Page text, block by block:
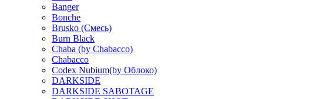
Banger
Bonche
Brusko (Смесь)
Burn Black
Chaba (by Chabacco)
Chabacco
Codex Nubium(by Облоко)
DARKSIDE
DARKSIDE SABOTAGE